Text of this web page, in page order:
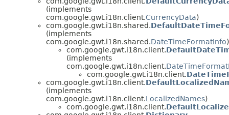
(implements
com.google.gwt.i18n.client.CurrencyData)
com.google.gwt.i18n.shared.
(implements
com.google.gwt.i18n.shared.DateTimeFormatInfo)
com.google.gwt.i18n.client.
(implements
com.google.gwt.i18n.client.
com.google.gwt.i18n.client.
com.google.gwt.i18n.client.
(implements
com.google.gwt.i18n.client.LocalizedNames)
com.google.gwt.i18n.client.